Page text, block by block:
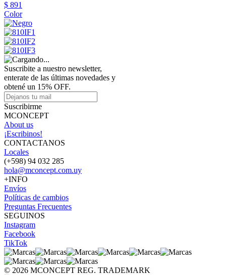
$ 891
Color
Suscribite a nuestro newsletter,
enterate de las últimas novedades y
obtené un 15% OFF.
Suscribirme
MCONCEPT
About us
¡Escribinos!
CONTACTANOS
Locales
(+598) 94 032 285
hola@mconcept.com.uy
+INFO
Envíos
Políticas de cambios
Preguntas Frecuentes
SEGUINOS
Instagram
Facebook
TikTok
© 2026 MCONCEPT REG. TRADEMARK